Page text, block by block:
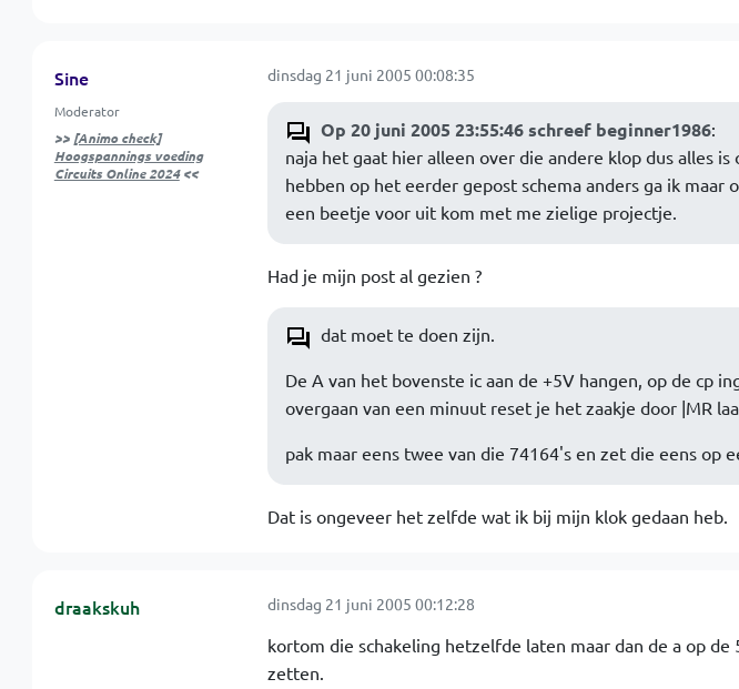
Sine
Moderator
>> [Animo check]
Hoogspannings voeding
Circuits Online 2024<<
dinsdag 21 juni 2005 00:08:35
Op 20 juni 2005 23:55:46 schreef beginner1986:
naja het gaat hier alleen over die andere klop dus alles
hebben op het eerder gepost schema anders ga ik maar
een beetje voor uit kom met me zielige projectje.
Had je mijn post al gezien ?
dat moet te doen zijn.
De A van het bovenste ic aan de +5V hangen, op de cp
overgaan van een minuut reset je het zaakje door |MR
pak maar eens twee van die 74164's en zet die eens op
Dat is ongeveer het zelfde wat ik bij mijn klok gedaan heb.
draakskuh dinsdag 21 juni 2005 00:12:28
kortom die schakeling hetzelfde laten maar dan de a op
zetten.